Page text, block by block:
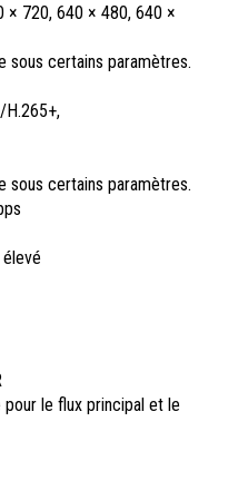
× 720, 640 × 480, 640 ×
sous certains paramètres.
H.265+,
sous certains paramètres.
pour le flux principal et le